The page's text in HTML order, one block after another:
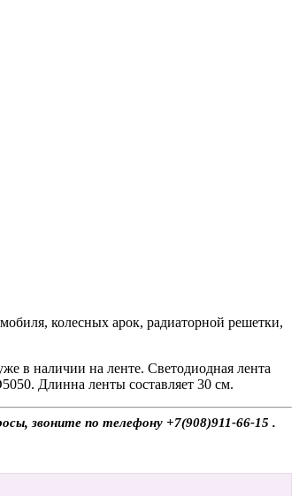
колесных арок, радиаторной решетки,
в наличии на ленте. Светодиодная лента
Длинна ленты составляет 30 см.
звоните по телефону +7(908)911-66-15 .